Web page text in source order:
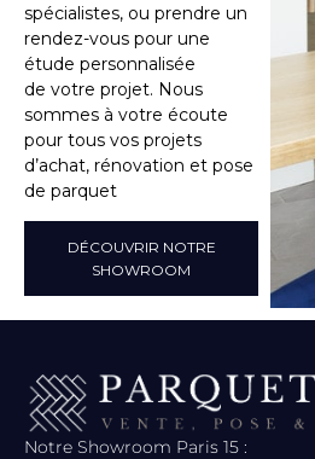
spécialistes, ou prendre un
rendez-vous pour une
étude personnalisée
de votre projet. Nous
sommes à votre écoute
pour tous vos projets
d’achat, rénovation et pose
de parquet
DÉCOUVRIR NOTRE
SHOWROOM
Notre Showroom Paris 15 :